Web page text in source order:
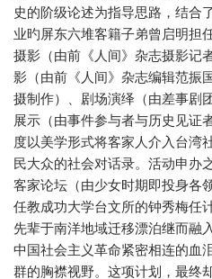
史的阶级论述为指导思路，结合
业旳屏东六堆客籍子弟曾启明担
摄影（由前《人间》杂志摄影记
影（由前《人间》杂志编辑范振
摄制作）、剧场演绎（由差事剧
展示（由事件参与者与历史见证
度以美学形式将客家人介入台湾
民大众的社会对话录。活动申办
客家论坛（由少女时期即投身各
任教成功大学台文所的钟秀梅任
先辈于南洋地域迁移漂泊继而融
中国社会主义革命紧密相连的血
群的胸襟视野。这项计划，最终